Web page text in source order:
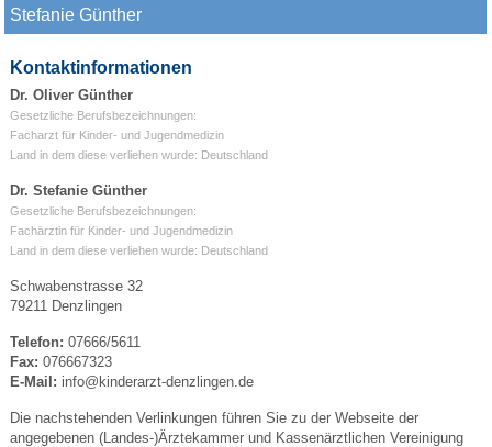
Stefanie Günther
Kontaktinformationen
Dr. Oliver Günther
Gesetzliche Berufsbezeichnungen:
Facharzt für Kinder- und Jugendmedizin
Land in dem diese verliehen wurde: Deutschland
Dr. Stefanie Günther
Gesetzliche Berufsbezeichnungen:
Fachärztin für Kinder- und Jugendmedizin
Land in dem diese verliehen wurde: Deutschland
Schwabenstrasse 32
79211 Denzlingen
Telefon: 07666/5611
Fax: 076667323
E-Mail: info@kinderarzt-denzlingen.de
Die nachstehenden Verlinkungen führen Sie zu der Webseite der
angegebenen (Landes-)Ärztekammer und Kassenärztlichen Vereinigung